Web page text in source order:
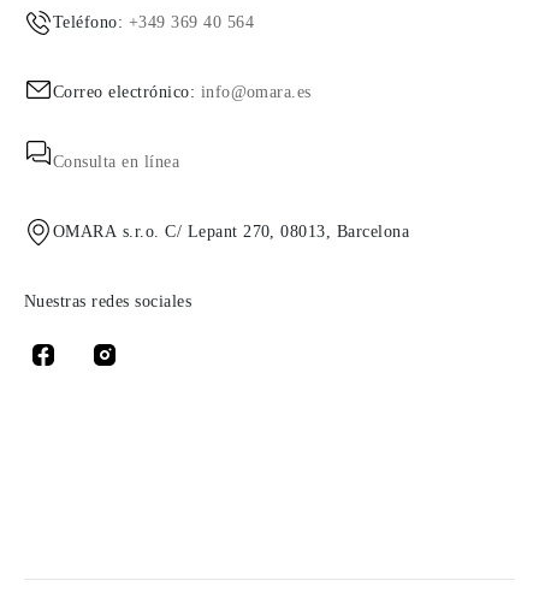
Teléfono: +349 369 40 564
Correo electrónico: info@omara.es
Consulta en línea
OMARA s.r.o. C/ Lepant 270, 08013, Barcelona
Nuestras redes sociales